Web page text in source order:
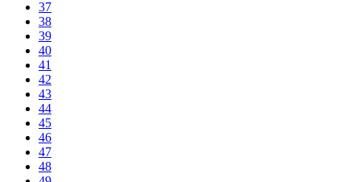
37
38
39
40
41
42
43
44
45
46
47
48